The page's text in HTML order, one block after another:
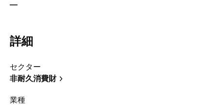
—
詳細
セクター
非耐久消費財
業種